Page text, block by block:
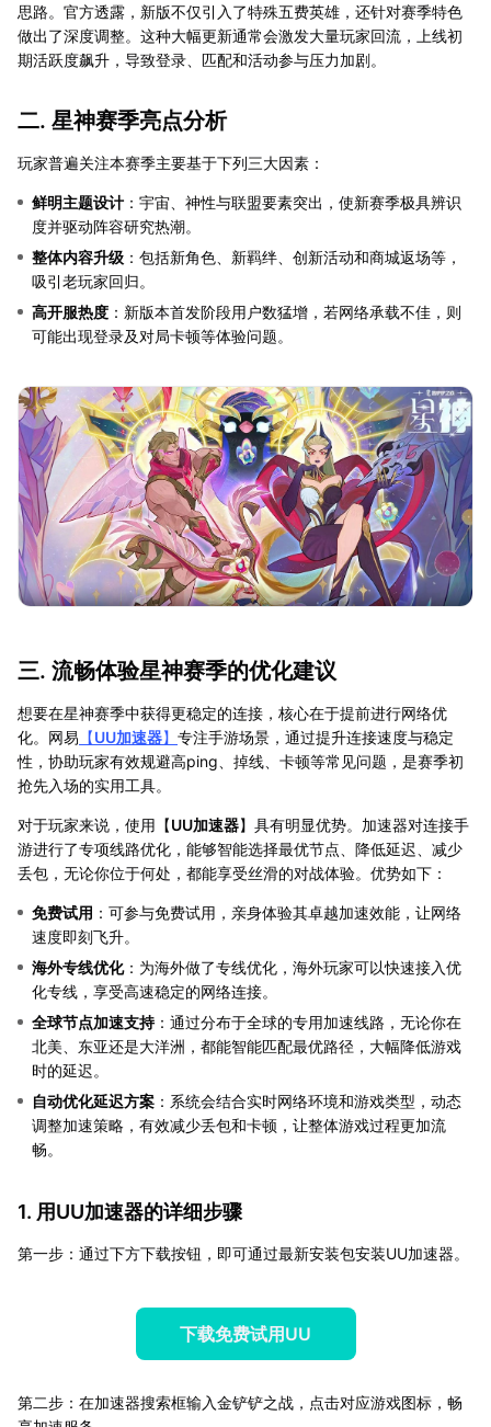
思路。官方透露，新版不仅引入了特殊五费英雄，还针对赛季特色
做出了深度调整。这种大幅更新通常会激发大量玩家回流，上线初
期活跃度飙升，导致登录、匹配和活动参与压力加剧。
二. 星神赛季亮点分析
玩家普遍关注本赛季主要基于下列三大因素：
鲜明主题设计 ：宇宙、神性与联盟要素突出，使新赛季极具辨识
度并驱动阵容研究热潮。
整体内容升级 ：包括新角色、新羁绊、创新活动和商城返场等，
吸引老玩家回归。
高开服热度 ：新版本首发阶段用户数猛增，若网络承载不佳，则
可能出现登录及对局卡顿等体验问题。
三. 流畅体验星神赛季的优化建议
想要在星神赛季中获得更稳定的连接，核心在于提前进行网络优
化。网易 【UU加速器】 专注手游场景，通过提升连接速度与稳定
性，协助玩家有效规避高ping、掉线、卡顿等常见问题，是赛季初
抢先入场的实用工具。
对于玩家来说，使用【UU加速器】具有明显优势。加速器对连接手
游进行了专项线路优化，能够智能选择最优节点、降低延迟、减少
丢包，无论你位于何处，都能享受丝滑的对战体验。优势如下：
免费试用 ：可参与免费试用，亲身体验其卓越加速效能，让网络
速度即刻飞升。
海外专线优化：为海外做了专线优化，海外玩家可以快速接入优
化专线，享受高速稳定的网络连接。
全球节点加速支持：通过分布于全球的专用加速线路，无论你在
北美、东亚还是大洋洲，都能智能匹配最优路径，大幅降低游戏
时的延迟。
自动优化延迟方案 ：系统会结合实时网络环境和游戏类型，动态
调整加速策略，有效减少丢包和卡顿，让整体游戏过程更加流
畅。
1. 用UU加速器的详细步骤
第一步：通过下方下载按钮，即可通过最新安装包安装UU加速器。
下载免费试用UU
第二步：在加速器搜索框输入金铲铲之战，点击对应游戏图标，畅